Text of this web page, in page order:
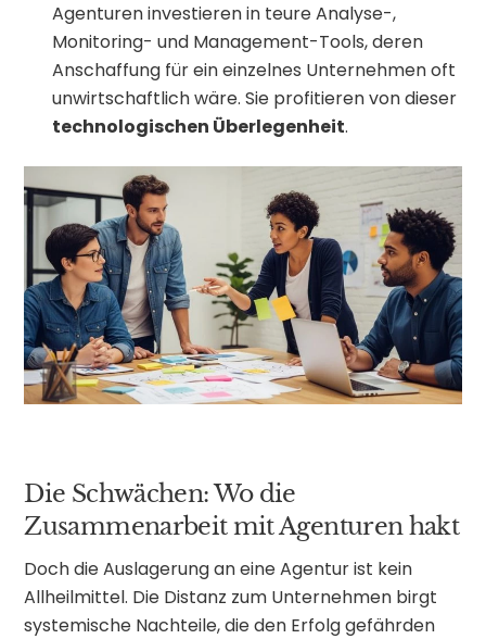
Agenturen investieren in teure Analyse-,
Monitoring- und Management-Tools, deren
Anschaffung für ein einzelnes Unternehmen oft
unwirtschaftlich wäre. Sie profitieren von dieser
technologischen Überlegenheit.
Die Schwächen: Wo die
Zusammenarbeit mit Agenturen hakt
Doch die Auslagerung an eine Agentur ist kein
Allheilmittel. Die Distanz zum Unternehmen birgt
systemische Nachteile, die den Erfolg gefährden